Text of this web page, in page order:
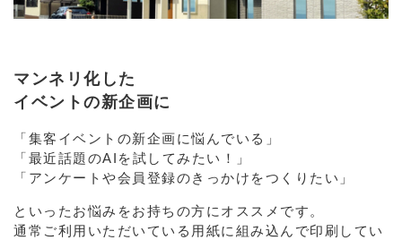
マンネリ化した
イベントの新企画に
「集客イベントの新企画に悩んでいる」
「最近話題のAIを試してみたい！」
「アンケートや会員登録のきっかけをつくりたい」
といったお悩みをお持ちの方にオススメです。
通常ご利用いただいている用紙に組み込んで印刷してい